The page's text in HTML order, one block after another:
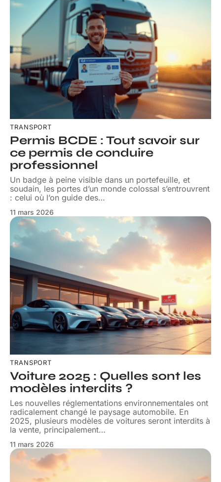
TRANSPORT
Permis BCDE : Tout savoir sur
ce permis de conduire
professionnel
Un badge à peine visible dans un portefeuille, et
soudain, les portes d’un monde colossal s’entrouvrent
: celui où l’on guide des…
11 mars 2026
TRANSPORT
Voiture 2025 : Quelles sont les
modèles interdits ?
Les nouvelles réglementations environnementales ont
radicalement changé le paysage automobile. En
2025, plusieurs modèles de voitures seront interdits à
la vente, principalement…
11 mars 2026